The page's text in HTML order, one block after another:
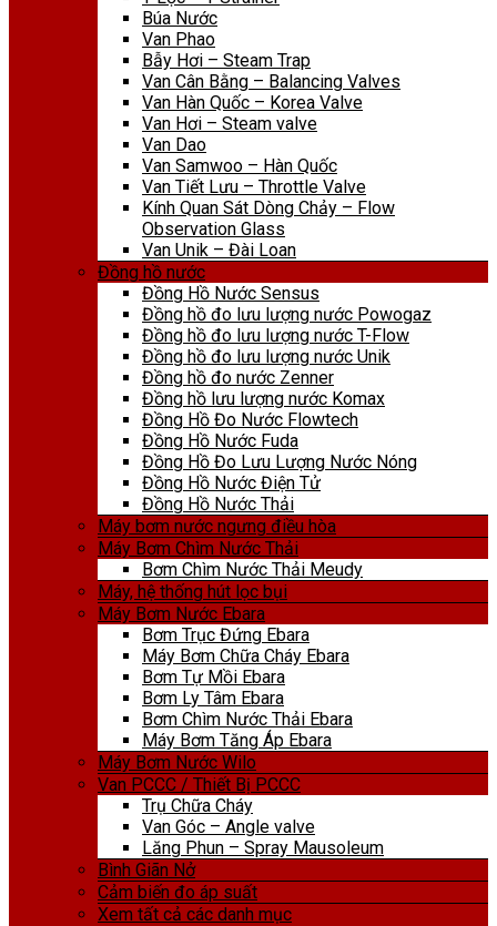
Búa Nước
Van Phao
Bẫy Hơi – Steam Trap
Van Cân Bằng – Balancing Valves
Van Hàn Quốc – Korea Valve
Van Hơi – Steam valve
Van Dao
Van Samwoo – Hàn Quốc
Van Tiết Lưu – Throttle Valve
Kính Quan Sát Dòng Chảy – Flow
Observation Glass
Van Unik – Đài Loan
Đồng hồ nước
Đồng Hồ Nước Sensus
Đồng hồ đo lưu lượng nước Powogaz
Đồng hồ đo lưu lượng nước T-Flow
Đồng hồ đo lưu lượng nước Unik
Đồng hồ đo nước Zenner
Đồng hồ lưu lượng nước Komax
Đồng Hồ Đo Nước Flowtech
Đồng Hồ Nước Fuda
Đồng Hồ Đo Lưu Lượng Nước Nóng
Đồng Hồ Nước Điện Tử
Đồng Hồ Nước Thải
Máy bơm nước ngưng điều hòa
Máy Bơm Chìm Nước Thải
Bơm Chìm Nước Thải Meudy
Máy, hệ thống hút lọc bụi
Máy Bơm Nước Ebara
Bơm Trục Đứng Ebara
Máy Bơm Chữa Cháy Ebara
Bơm Tự Mồi Ebara
Bơm Ly Tâm Ebara
Bơm Chìm Nước Thải Ebara
Máy Bơm Tăng Áp Ebara
Máy Bơm Nước Wilo
Van PCCC / Thiết Bị PCCC
Trụ Chữa Cháy
Van Góc – Angle valve
Lăng Phun – Spray Mausoleum
Bình Giãn Nở
Cảm biến đo áp suất
Xem tất cả các danh mục